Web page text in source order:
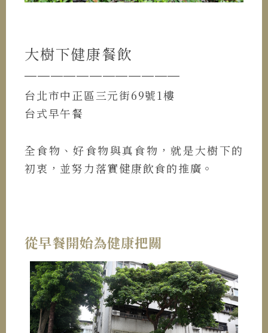
大樹下健康餐飲
────────────
台北市中正區三元街69號1樓
台式早午餐
全食物、好食物與真食物，就是大樹下的
初衷，並努力落實健康飲食的推廣。
從早餐開始為健康把關